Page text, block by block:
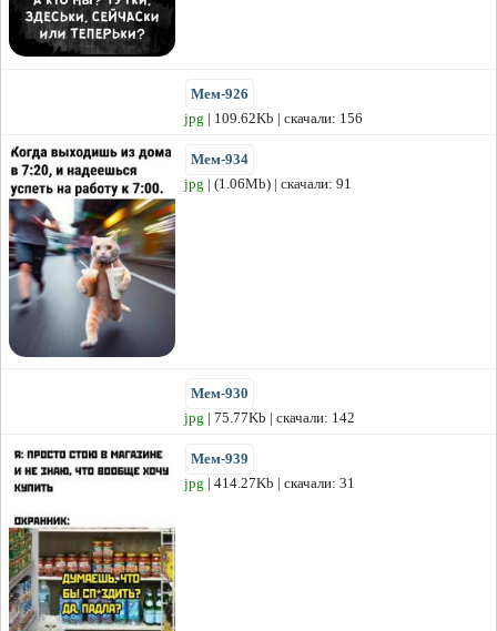
Мем-926
jpg | 109.62Kb | скачали: 156
Мем-934
jpg | (1.06Mb) | скачали: 91
Мем-930
jpg | 75.77Kb | скачали: 142
Мем-939
jpg | 414.27Kb | скачали: 31